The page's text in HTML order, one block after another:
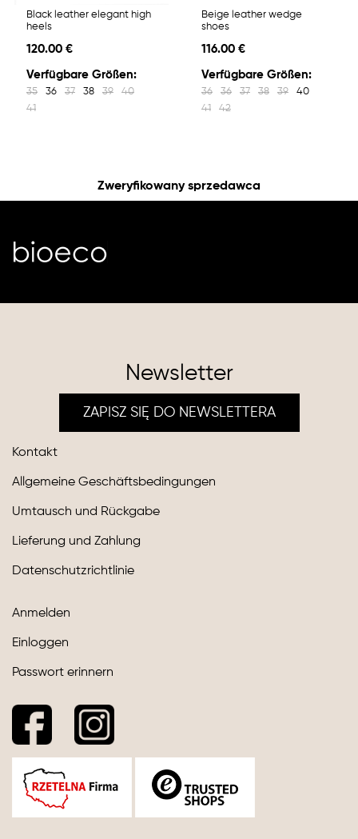
Black leather elegant high
heels
120.00 €
Verfügbare Größen:
35 36 37 38 39
40
41
Beige leather wedge
shoes
116.00 €
Verfügbare Größen:
36 36 37 38 39
40
41
42
Zweryfikowany sprzedawca
Newsletter
ZAPISZ SIĘ DO NEWSLETTERA
Kontakt
Allgemeine Geschäftsbedingungen
Umtausch und Rückgabe
Lieferung und Zahlung
Datenschutzrichtlinie
Anmelden
Einloggen
Passwort erinnern